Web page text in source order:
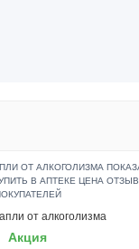
от алкоголизма
Акция